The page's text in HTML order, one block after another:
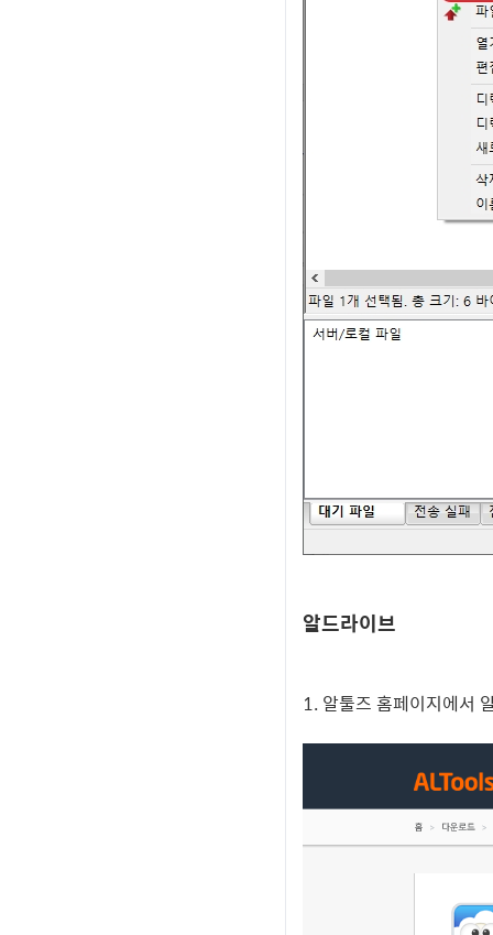
알드라이브
1. 알툴즈 홈페이지에서